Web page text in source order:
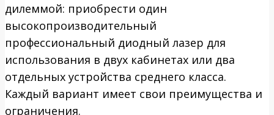
дилеммой: приобрести один
высокопроизводительный
профессиональный диодный лазер для
использования в двух кабинетах или два
отдельных устройства среднего класса.
Каждый вариант имеет свои преимущества и
ограничения.